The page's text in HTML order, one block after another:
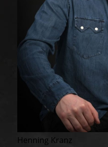
Henning Kranz